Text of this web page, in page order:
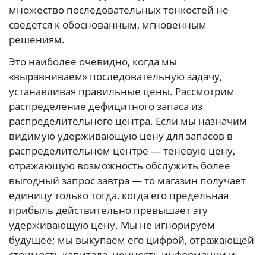
множество последовательных тонкостей не
сведется к обоснованным, мгновенным
решениям.
Это наиболее очевидно, когда мы
«выравниваем» последовательную задачу,
устанавливая правильные цены. Рассмотрим
распределение дефицитного запаса из
распределительного центра. Если мы назначим
видимую удерживающую цену для запасов в
распределительном центре — теневую цену,
отражающую возможность обслужить более
выгодный запрос завтра — то магазин получает
единицу только тогда, когда его предельная
прибыль действительно превышает эту
удерживающую цену. Мы не игнорируем
будущее; мы выкупаем его цифрой, отражающей